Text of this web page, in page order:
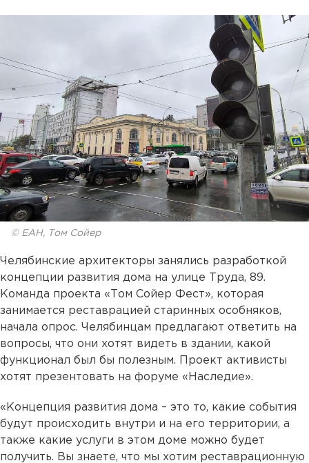
© ЕАН, Том Сойер
Челябинские архитекторы занялись разработкой
концепции развития дома на улице Труда, 89.
Команда проекта «Том Сойер Фест», которая
занимается реставрацией старинных особняков,
начала опрос. Челябинцам предлагают ответить на
вопросы, что они хотят видеть в здании, какой
функционал был бы полезным. Проект активисты
хотят презентовать на форуме «Наследие».
«Концепция развития дома – это то, какие события
будут происходить внутри и на его территории, а
также какие услуги в этом доме можно будет
получить. Вы знаете, что мы хотим реставрационную